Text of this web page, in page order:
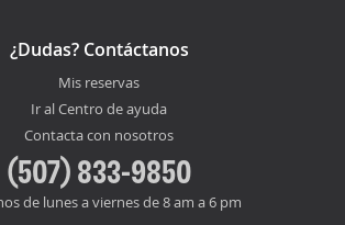
¿Dudas? Contáctanos
Mis reservas
Ir al Centro de ayuda
Contacta con nosotros
(507) 833-9850
de lunes a viernes de 8 am a 6 pm